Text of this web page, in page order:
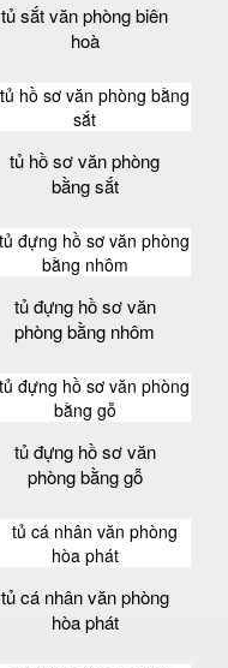
tủ sắt văn phòng biên
hoà
tủ hồ sơ văn phòng
bằng sắt
tủ đựng hồ sơ văn
phòng bằng nhôm
tủ đựng hồ sơ văn
phòng bằng gỗ
tủ cá nhân văn phòng
hòa phát